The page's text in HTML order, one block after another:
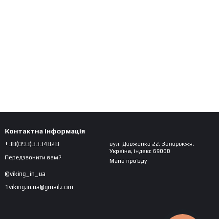
Контактна інформація
+38(093)3334828
Передзвонити вам?
@viking_in_ua
1viking.in.ua@gmail.com
вул. Довженка 22, Запоріжжя,
Україна, індекс 69000
Мапа проїзду